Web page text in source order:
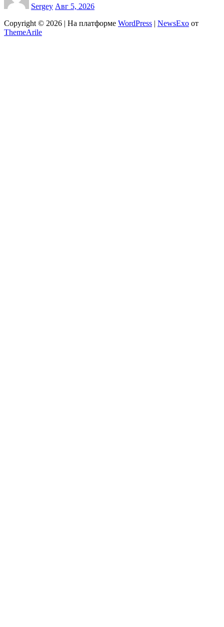
Sergey Авг 5, 2026
Copyright © 2026 | На платформе WordPress NewsExo от
ThemeArile